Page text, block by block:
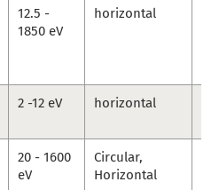
12.5 -
1850 eV
horizontal
2 -12 eV horizontal
20 - 1600
eV
Circular,
Horizontal